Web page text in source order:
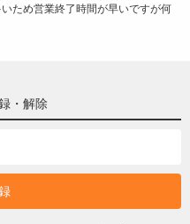
ため営業終了時間が早いですが何
・解除